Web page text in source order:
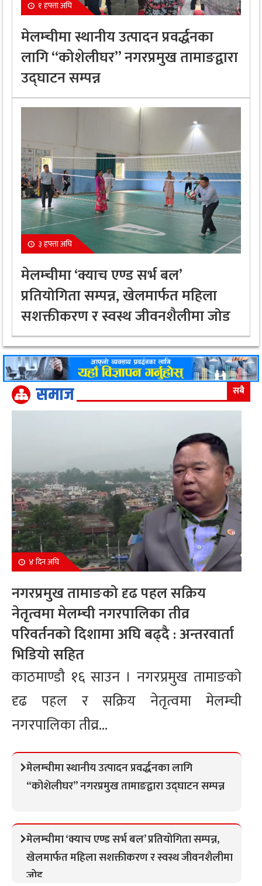
१ हफ्ता अघि
मेलम्चीमा स्थानीय उत्पादन प्रवर्द्धनका
लागि “कोशेलीघर” नगरप्रमुख तामाङद्वारा
उद्घाटन सम्पन्न
३ हफ्ता अघि
मेलम्चीमा ‘क्याच एण्ड सर्भ बल’
प्रतियोगिता सम्पन्न, खेलमार्फत महिला
सशक्तीकरण र स्वस्थ जीवनशैलीमा जोड
समाज सबै
४ दिन अघि
नगरप्रमुख तामाङको दृढ पहल सक्रिय
नेतृत्वमा मेलम्ची नगरपालिका तीव्र
परिवर्तनको दिशामा अघि बढ्दै : अन्तरवार्ता
भिडियो सहित
काठमाण्डौ १६ साउन । नगरप्रमुख तामाङको
दृढ पहल र सक्रिय नेतृत्वमा मेलम्ची
नगरपालिका तीव्र...
मेलम्चीमा स्थानीय उत्पादन प्रवर्द्धनका लागि
“कोशेलीघर” नगरप्रमुख तामाङद्वारा उद्घाटन सम्पन्न
मेलम्चीमा ‘क्याच एण्ड सर्भ बल’ प्रतियोगिता सम्पन्न,
खेलमार्फत महिला सशक्तीकरण र स्वस्थ जीवनशैलीमा
जोड